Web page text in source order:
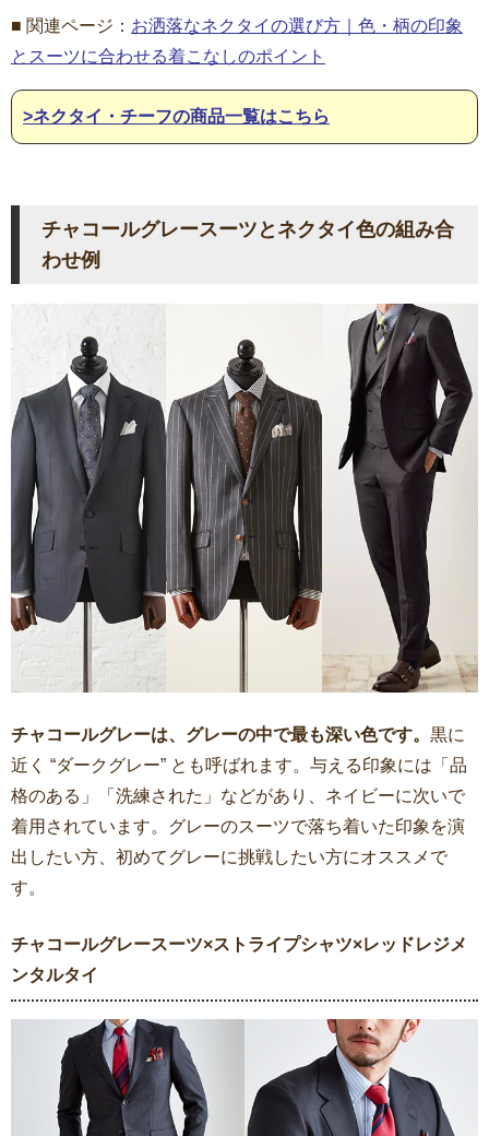
■ 関連ページ： お洒落なネクタイの選び方｜色・柄の印象
とスーツに合わせる着こなしのポイント
>ネクタイ・チーフの商品一覧はこちら
チャコールグレースーツとネクタイ色の組み合
わせ例
チャコールグレーは、グレーの中で最も深い色です。 黒に
近く “ダークグレー” とも呼ばれます。与える印象には「品
格のある」「洗練された」などがあり、ネイビーに次いで
着用されています。グレーのスーツで落ち着いた印象を演
出したい方、初めてグレーに挑戦したい方にオススメで
す。
チャコールグレースーツ×ストライプシャツ×レッドレジメ
ンタルタイ